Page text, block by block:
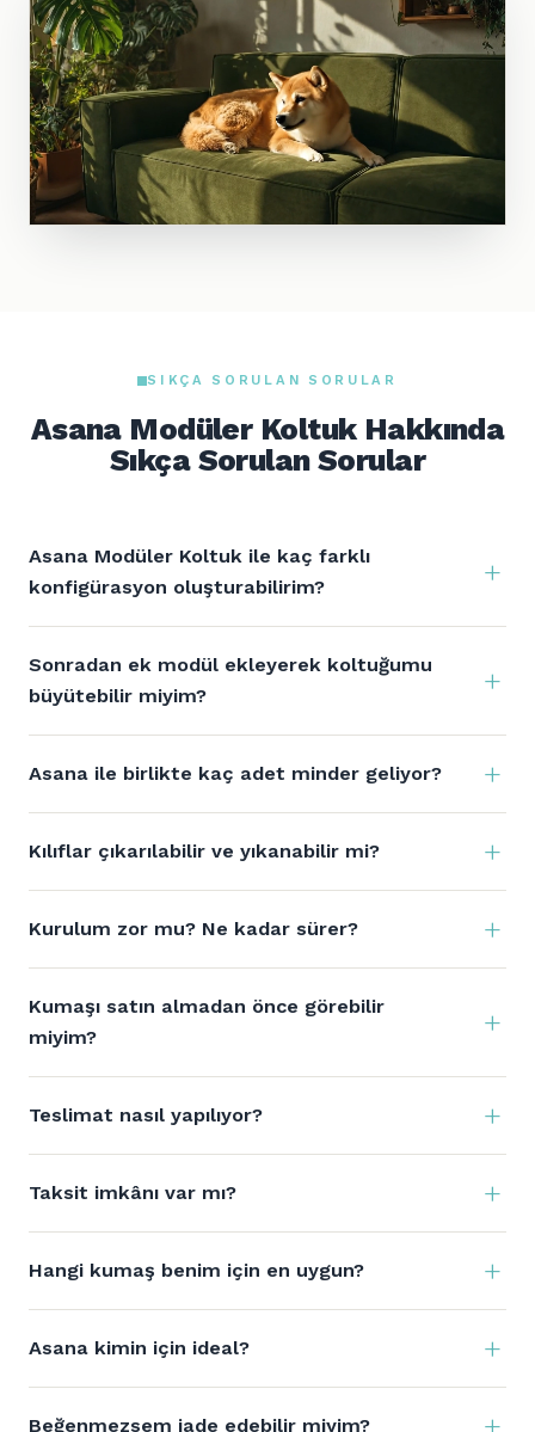
SIKÇA SORULAN SORULAR
Asana Modüler Koltuk Hakkında
Sıkça Sorulan Sorular
Asana Modüler Koltuk ile kaç farklı
konfigürasyon oluşturabilirim?
Sonradan ek modül ekleyerek koltuğumu
büyütebilir miyim?
Asana ile birlikte kaç adet minder geliyor?
Kılıflar çıkarılabilir ve yıkanabilir mi?
Kurulum zor mu? Ne kadar sürer?
Kumaşı satın almadan önce görebilir
miyim?
Teslimat nasıl yapılıyor?
Taksit imkânı var mı?
Hangi kumaş benim için en uygun?
Asana kimin için ideal?
Beğenmezsem iade edebilir miyim?